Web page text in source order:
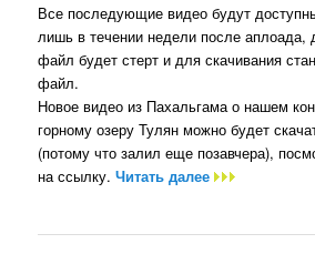
Все последующие видео будут
лишь в течении недели после аплоада,
файл будет стерт и для скачивания
файл.
Новое видео из Пахальгама о нашем
горному озеру Тулян можно будет
(потому что залил еще позавчера),
на ссылку.Читать далее